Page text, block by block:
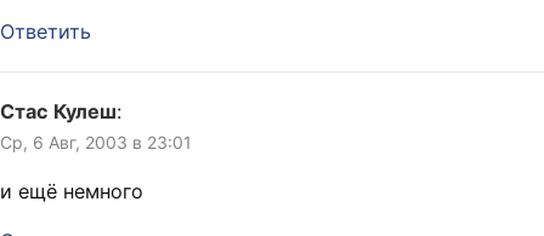
Ответить
Стас Кулеш:
Ср, 6 Авг, 2003 в 23:01
и ещё немного